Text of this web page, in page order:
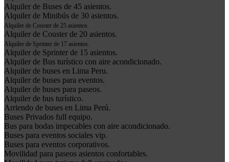
Alquiler de Buses de 45 asientos.
Alquiler de Minibús de 30 asientos.
Alquiler de Couster de 25 asientos.
Alquiler de Couster de 20 asientos.
Alquiler de Sprinter de 17 asientos.
Alquiler de Sprinter de 15 asientos.
Alquiler de Bus turístico con aire acondicionado.
Alquiler de buses en Lima Peru.
Alquiler de buses para eventos.
Alquiler de buses para paseos.
Alquiler de bus turístico.
Arriendo de buses en Lima Perú.
Buses Privados full equipo.
Bus para bodas impecables con aire acondicionado.
Buses para eventos sociales vip.
Buses para eventos corporativos.
Movilidad para paseos asientos confortables.